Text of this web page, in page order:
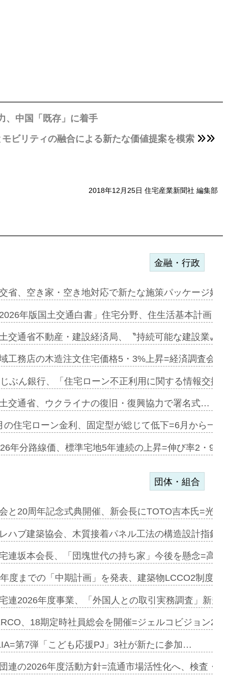
、中国「既存」に着手
ビリティの融合による新たな価値提案を模索
2018年12月25日 住宅産業新聞社 編集部
サー契約…
起用…
ミーレキ…
も城南エ…
合型の賃…
ンカフェ…
協業=お互…
コリビング…
金融・行政
省、空き家・空き地対応で新たな施策パッケージ始
年版国土交通白書」住宅分野、住生活基本計画を
交通省不動産・建設経済局、〝持続可能な建設業〟
工務店の木造注文住宅価格5・3%上昇=経済調査会
ぶん銀行、「住宅ローン不正利用に関する情報交換
交通省、ウクライナの復旧・復興協力で署名式…
の住宅ローン金利、固定型が総じて低下=6月から一
年分路線価、標準宅地5年連続の上昇=伸び率2・
を提案=P…
ンビ…
加=リンナ…
見込む=…
開始=三協…
団体・組合
と20周年記念式典開催、新会長にTOTO吉本氏=光
ハブ建築協会、木質接着パネル工法の構造設計指針
連坂本会長、「団塊世代の持ち家」今後を懸念=高
度までの「中期計画」を発表、建築物LCCO2制度
連2026年度事業、「外国人との取引実務調査」新規
、18期定時社員総会を開催=ジェルコビジョン
第7弾「こども応援PJ」3社が新たに参加…
連の2026年度活動方針=流通市場活性化へ、検査・